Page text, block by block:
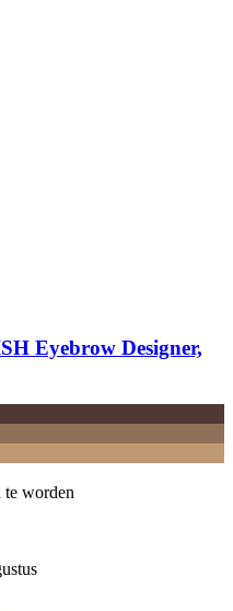
Eyebrow Designer,
te worden